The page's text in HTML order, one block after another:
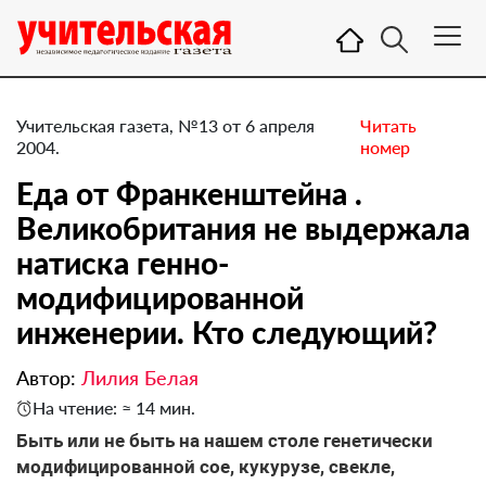
Учительская газета, №13 от 6 апреля
2004.
Читать
номер
Еда от Франкенштейна .
Великобритания не выдержала
натиска генно-
модифицированной
инженерии. Кто следующий?
Автор: Лилия Белая
На чтение: ≈ 14 мин.
Быть или не быть на нашем столе генетически
модифицированной сое, кукурузе, свекле,